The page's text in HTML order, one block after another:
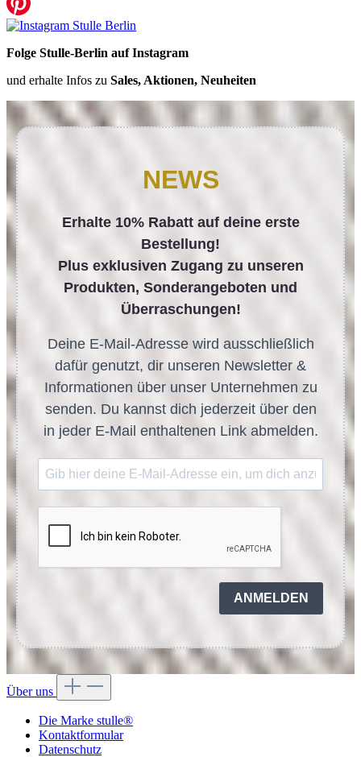
Folge Stulle-Berlin auf Instagram
und erhalte Infos zu Sales, Aktionen, Neuheiten
NEWS
Erhalte 10% Rabatt auf deine erste
Bestellung!
Plus exklusiven Zugang zu unseren
Produkten, Sonderangeboten und
Überraschungen!
Deine E-Mail-Adresse wird ausschließlich
dafür genutzt, dir unseren Newsletter &
Informationen über unser Unternehmen zu
senden. Du kannst dich jederzeit über den
in jeder E-Mail enthaltenen Link abmelden.
ANMELDEN
Über uns
Die Marke stulle®
Kontaktformular
Datenschutz